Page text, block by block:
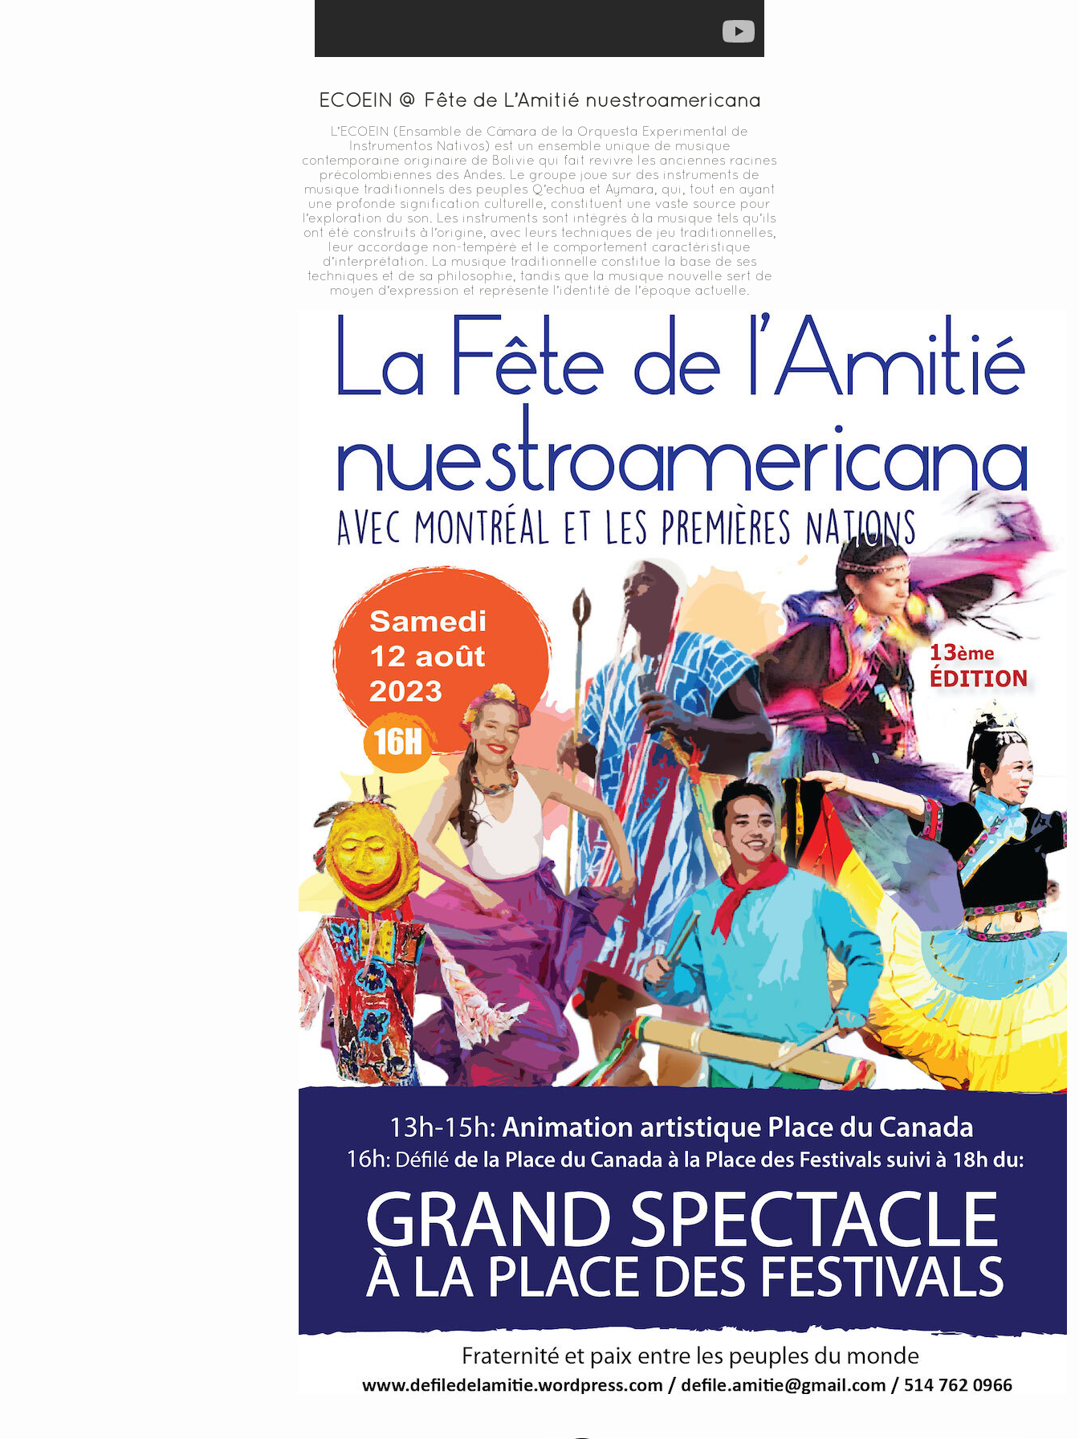
ECOEIN @ Fête de L’Amitié nuestroamericana
L’ECOEIN (Ensamble de Cámara de la Orquesta Experimental de
Instrumentos Nativos) est un ensemble unique de musique
contemporaine originaire de Bolivie qui fait revivre les anciennes racines
précolombiennes des Andes. Le groupe joue sur des instruments de
musique traditionnels des peuples Q’echua et Aymara, qui, tout en ayant
une profonde signification culturelle, constituent une vaste source pour
l’exploration du son. Les instruments sont intégrés à la musique tels qu’ils
ont été construits à l’origine, avec leurs techniques de jeu traditionnelles,
leur accordage non-tempéré et le comportement caractéristique
d’interprétation. La musique traditionnelle constitue la base de ses
techniques et de sa philosophie, tandis que la musique nouvelle sert de
moyen d’expression et représente l’identité de l’époque actuelle.